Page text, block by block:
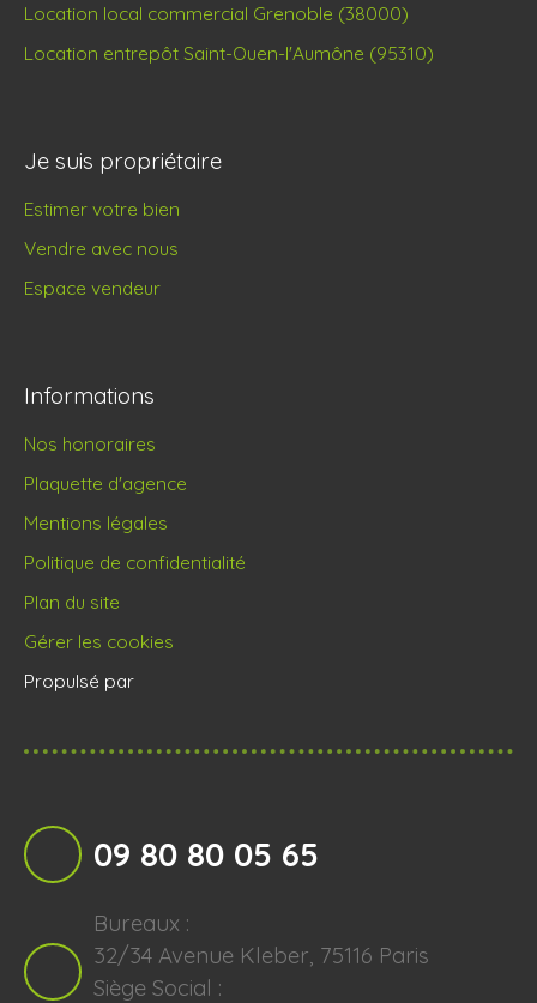
Location local commercial Grenoble (38000)
Location entrepôt Saint-Ouen-l'Aumône (95310)
Je suis propriétaire
Estimer votre bien
Vendre avec nous
Espace vendeur
Informations
Nos honoraires
Plaquette d'agence
Mentions légales
Politique de confidentialité
Plan du site
Gérer les cookies
Propulsé par
09 80 80 05 65
Bureaux :
32/34 Avenue Kleber, 75116 Paris
Siège Social :